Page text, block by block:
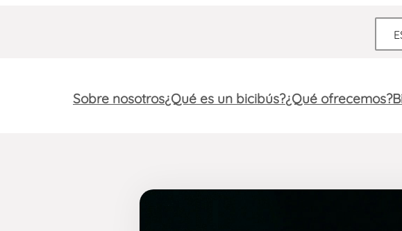
Sobre nosotros¿Qué es un bicibús?¿Qué ofrecemos?